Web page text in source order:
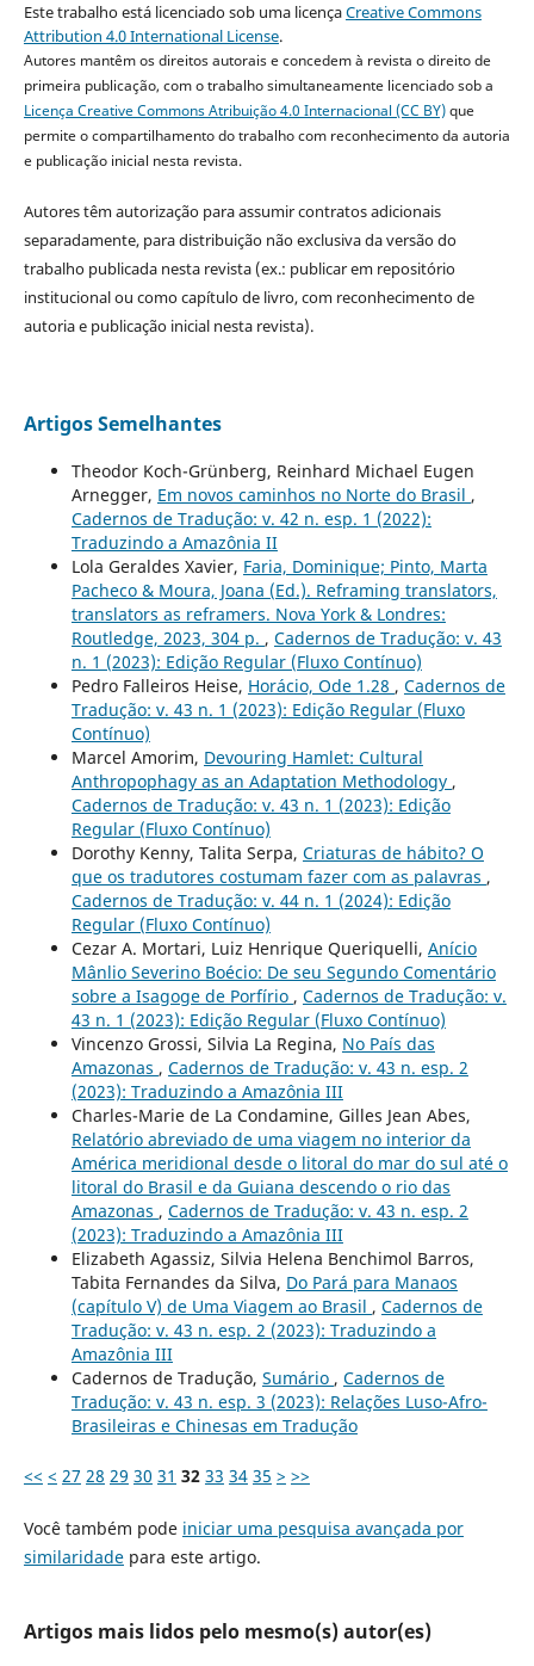
Este trabalho está licenciado sob uma licençaCreative Commons
Attribution 4.0 International License.
Autores mantêm os direitos autorais e concedem à revista o direito de
primeira publicação, com o trabalho simultaneamente licenciado sob a
Licença Creative Commons Atribuição 4.0 Internacional (CC BY)que
permite o compartilhamento do trabalho com reconhecimento da autoria
e publicação inicial nesta revista.
Autores têm autorização para assumir contratos adicionais
separadamente, para distribuição não exclusiva da versão do
trabalho publicada nesta revista (ex.: publicar em repositório
institucional ou como capítulo de livro, com reconhecimento de
autoria e publicação inicial nesta revista).
Artigos Semelhantes
Theodor Koch-Grünberg, Reinhard Michael Eugen
Arnegger, Em novos caminhos no Norte do Brasil ,
Cadernos de Tradução: v. 42 n. esp. 1 (2022):
Traduzindo a Amazônia II
Lola Geraldes Xavier, Faria, Dominique; Pinto, Marta
Pacheco & Moura, Joana (Ed.). Reframing translators,
translators as reframers. Nova York & Londres:
Routledge, 2023, 304 p. , Cadernos de Tradução: v. 43
n. 1 (2023): Edição Regular (Fluxo Contínuo)
Pedro Falleiros Heise, Horácio, Ode 1.28 , Cadernos de
Tradução: v. 43 n. 1 (2023): Edição Regular (Fluxo
Contínuo)
Marcel Amorim, Devouring Hamlet: Cultural
Anthropophagy as an Adaptation Methodology ,
Cadernos de Tradução: v. 43 n. 1 (2023): Edição
Regular (Fluxo Contínuo)
Dorothy Kenny, Talita Serpa, Criaturas de hábito? O
que os tradutores costumam fazer com as palavras ,
Cadernos de Tradução: v. 44 n. 1 (2024): Edição
Regular (Fluxo Contínuo)
Cezar A. Mortari, Luiz Henrique Queriquelli, Anício
Mânlio Severino Boécio: De seu Segundo Comentário
sobre a Isagoge de Porfírio , Cadernos de Tradução: v.
43 n. 1 (2023): Edição Regular (Fluxo Contínuo)
Vincenzo Grossi, Silvia La Regina, No País das
Amazonas , Cadernos de Tradução: v. 43 n. esp. 2
(2023): Traduzindo a Amazônia III
Charles-Marie de La Condamine, Gilles Jean Abes,
Relatório abreviado de uma viagem no interior da
América meridional desde o litoral do mar do sul até o
litoral do Brasil e da Guiana descendo o rio das
Amazonas , Cadernos de Tradução: v. 43 n. esp. 2
(2023): Traduzindo a Amazônia III
Elizabeth Agassiz, Silvia Helena Benchimol Barros,
Tabita Fernandes da Silva, Do Pará para Manaos
(capítulo V) de Uma Viagem ao Brasil , Cadernos de
Tradução: v. 43 n. esp. 2 (2023): Traduzindo a
Amazônia III
Cadernos de Tradução, Sumário , Cadernos de
Tradução: v. 43 n. esp. 3 (2023): Relações Luso-Afro-
Brasileiras e Chinesas em Tradução
<< < 27 28 29 30 31 32 33 34 35 > >>
Você também pode iniciar uma pesquisa avançada por
similaridadepara este artigo.
Artigos mais lidos pelo mesmo(s) autor(es)